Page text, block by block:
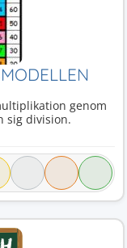
genom
sig division.